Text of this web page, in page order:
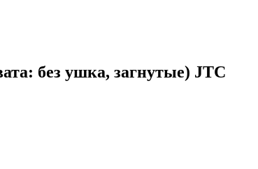
без ушка, загнутые) JTC